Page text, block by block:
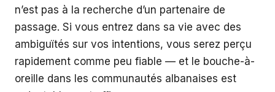
n’est pas à la recherche d’un partenaire de
passage. Si vous entrez dans sa vie avec des
ambiguïtés sur vos intentions, vous serez perçu
rapidement comme peu fiable — et le bouche-à-
oreille dans les communautés albanaises est